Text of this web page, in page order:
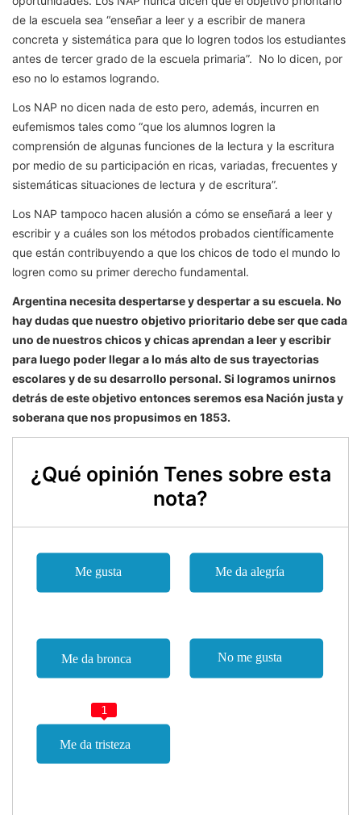
de la escuela sea “enseñar a leer y a escribir de manera
concreta y sistemática para que lo logren todos los estudiantes
antes de tercer grado de la escuela primaria”. No lo dicen, por
eso no lo estamos logrando.
Los NAP no dicen nada de esto pero, además, incurren en
eufemismos tales como “que los alumnos logren la
comprensión de algunas funciones de la lectura y la escritura
por medio de su participación en ricas, variadas, frecuentes y
sistemáticas situaciones de lectura y de escritura”.
Los NAP tampoco hacen alusión a cómo se enseñará a leer y
escribir y a cuáles son los métodos probados científicamente
que están contribuyendo a que los chicos de todo el mundo lo
logren como su primer derecho fundamental.
Argentina necesita despertarse y despertar a su escuela. No
hay dudas que nuestro objetivo prioritario debe ser que cada
uno de nuestros chicos y chicas aprendan a leer y escribir
para luego poder llegar a lo más alto de sus trayectorias
escolares y de su desarrollo personal. Si logramos unirnos
detrás de este objetivo entonces seremos esa Nación justa y
soberana que nos propusimos en 1853.
¿Qué opinión Tenes sobre esta
nota?
1